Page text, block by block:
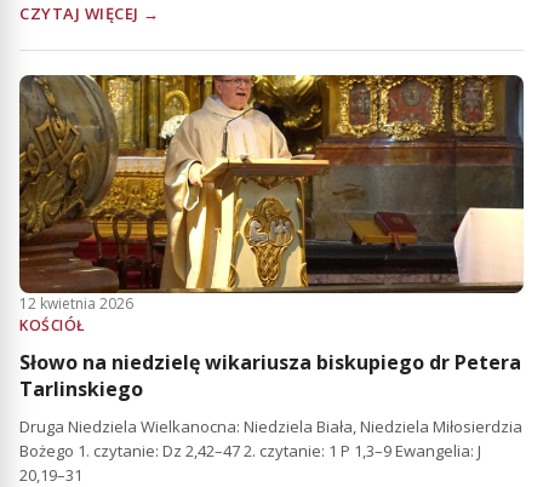
CZYTAJ WIĘCEJ →
12 kwietnia 2026
KOŚCIÓŁ
Słowo na niedzielę wikariusza biskupiego dr Petera
Tarlinskiego
Druga Niedziela Wielkanocna: Niedziela Biała, Niedziela Miłosierdzia
Bożego 1. czytanie: Dz 2,42–47 2. czytanie: 1 P 1,3–9 Ewangelia: J
20,19–31